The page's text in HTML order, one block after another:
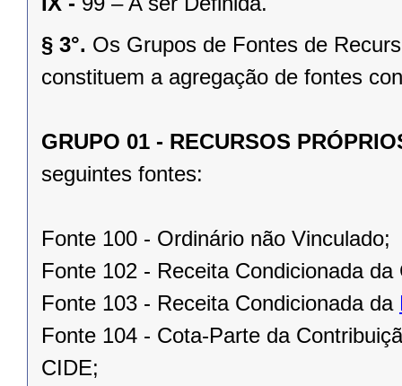
§ 3°. Os Grupos de Fontes de
constituem a agregação de fontes
GRUPO 01 - RECURSOS
seguintes fontes:
Fonte 100 - Ordinário não Vinculado;
Fonte 102 - Receita Condicionada
Fonte 103 - Receita Condicionada da
Fonte 104 - Cota-Parte da
CIDE;